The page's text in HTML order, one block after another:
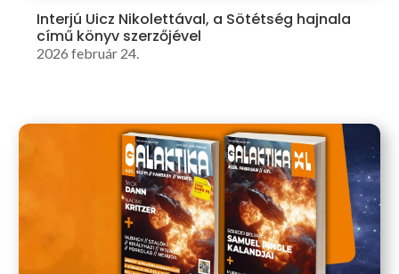
Interjú Uicz Nikolettával, a Sötétség hajnala
című könyv szerzőjével
2026 február 24.